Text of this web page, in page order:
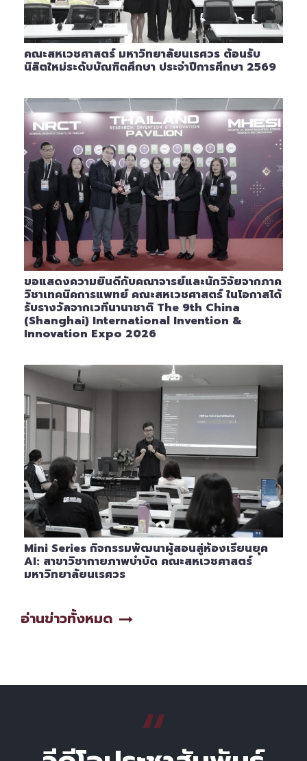
คณะสหเวชศาสตร์ มหาวิทยาลัยนเรศวร ต้อนรับ
นิสิตใหม่ระดับบัณฑิตศึกษา ประจำปีการศึกษา 2569
ขอแสดงความยินดีกับคณาจารย์และนักวิจัยจากภาค
วิชาเทคนิคการแพทย์ คณะสหเวชศาสตร์ ในโอกาสได้
รับรางวัลจากเวทีนานาชาติ The 9th China
(Shanghai) International Invention &
Innovation Expo 2026
Mini Series กิจกรรมพัฒนาผู้สอนสู่ห้องเรียนยุค
AI: สาขาวิชากายภาพบำบัด คณะสหเวชศาสตร์
มหาวิทยาลัยนเรศวร
อ่านข่าวทั้งหมด